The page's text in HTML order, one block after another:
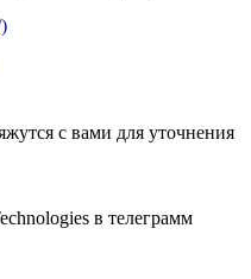
с вами для уточнения
в телеграмм